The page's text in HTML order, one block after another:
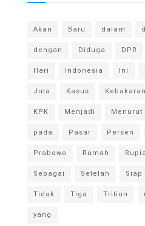
Akan Baru dalam
dengan
Diduga DPR
Hari
Indonesia Ini
Juta
Kasus Kebakaran
KPK
Menjadi Menurut
pada
Pasar Persen
Prabowo
Rumah
Sebagai
Setelah Siap
Tidak
Tiga Triliun
yang